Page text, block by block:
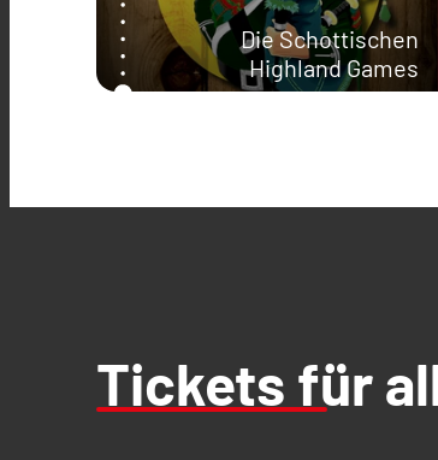
Die Schottischen
Highland Games
Tickets für